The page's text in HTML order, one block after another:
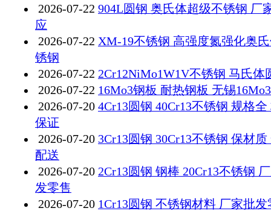
2026-07-22 904L圆钢 奥氏体超级不锈钢 厂
应
2026-07-22 XM-19不锈钢 高强度氮强化奥
锈钢
2026-07-22 2Cr12NiMo1W1V不锈钢 马氏体
2026-07-22 16Mo3钢板 耐热钢板 无锡
2026-07-20 4Cr13圆钢 40Cr13不锈钢 规格全
保证
2026-07-20 3Cr13圆钢 30Cr13不锈钢 保材质
配送
2026-07-20 2Cr13圆钢 钢棒 20Cr13不锈钢
发零售
2026-07-20 1Cr13圆钢 不锈钢材料 厂家批发